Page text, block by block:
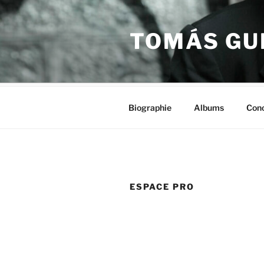
Aller
au
contenu
principal
TOMÁS
Biographie Albums
ESPACE PRO